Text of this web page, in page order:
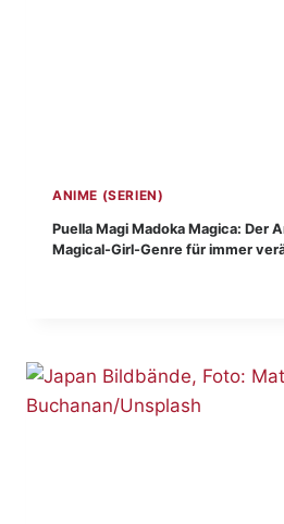
ANIME (SERIEN)
Puella Magi Madoka Magica: Der
Magical-Girl-Genre für immer